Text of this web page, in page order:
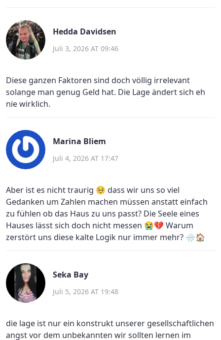
Hedda Davidsen
Juli 3, 2026 AT 09:46
Diese ganzen Faktoren sind doch völlig irrelevant
solange man genug Geld hat. Die Lage ändert sich eh
nie wirklich.
Marina Bliem
Juli 4, 2026 AT 17:47
Aber ist es nicht traurig 🥺 dass wir uns so viel
Gedanken um Zahlen machen müssen anstatt einfach
zu fühlen ob das Haus zu uns passt? Die Seele eines
Hauses lässt sich doch nicht messen 😭💔 Warum
zerstört uns diese kalte Logik nur immer mehr? 🌧️🏠
Seka Bay
Juli 5, 2026 AT 19:48
die lage ist nur ein konstrukt unserer gesellschaftlichen
angst vor dem unbekannten wir sollten lernen im